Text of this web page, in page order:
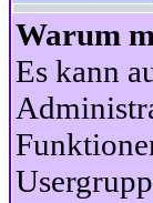
Warum
Es kann